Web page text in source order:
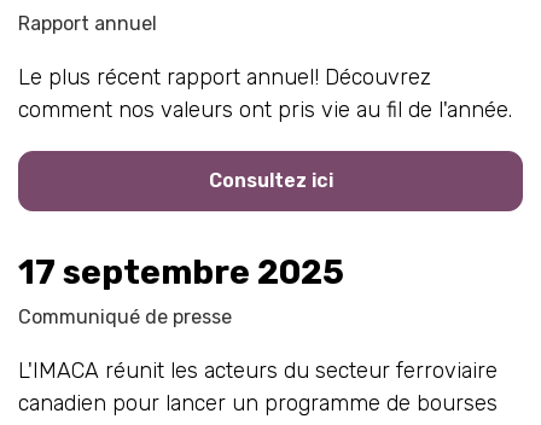
Rapport annuel
Le plus récent rapport annuel! Découvrez
comment nos valeurs ont pris vie au fil de l'année.
Consultez ici
17 septembre 2025
Communiqué de presse
L'IMACA réunit les acteurs du secteur ferroviaire
canadien pour lancer un programme de bourses